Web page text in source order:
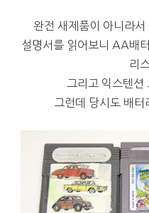
완전 새제품이 아니라서
설명서를 읽어보니 AA배
리
그리고 익스텐션
그런데 당시도 배